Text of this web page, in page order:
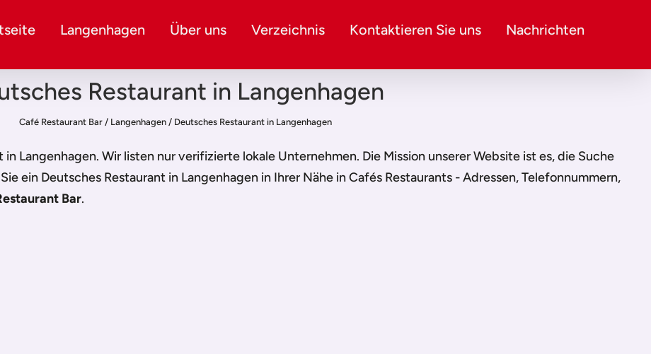
Langenhagen Über uns Verzeichnis Kontaktieren Sie uns Nachrichten
Restaurant in Langenhagen
Café Restaurant Bar / Langenhagen / Deutsches Restaurant in Langenhagen
in Langenhagen. Wir listen nur verifizierte lokale Unternehmen. Die Mission unserer Website ist es, die Suche
ein Deutsches Restaurant in Langenhagen in Ihrer Nähe in Cafés Restaurants - Adressen, Telefonnummern,
Bar.